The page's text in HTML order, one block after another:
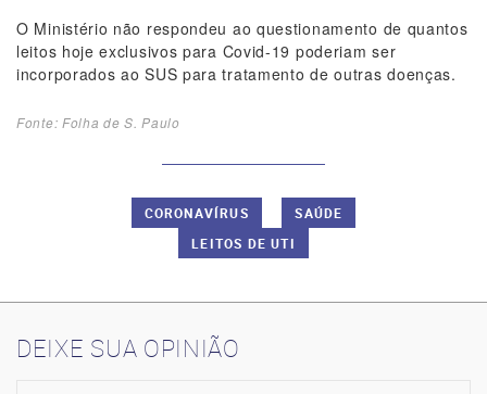
O Ministério não respondeu ao questionamento de quantos
leitos hoje exclusivos para Covid-19 poderiam ser
incorporados ao SUS para tratamento de outras doenças.
Fonte: Folha de S. Paulo
CORONAVÍRUS
SAÚDE
LEITOS DE UTI
DEIXE SUA OPINIÃO